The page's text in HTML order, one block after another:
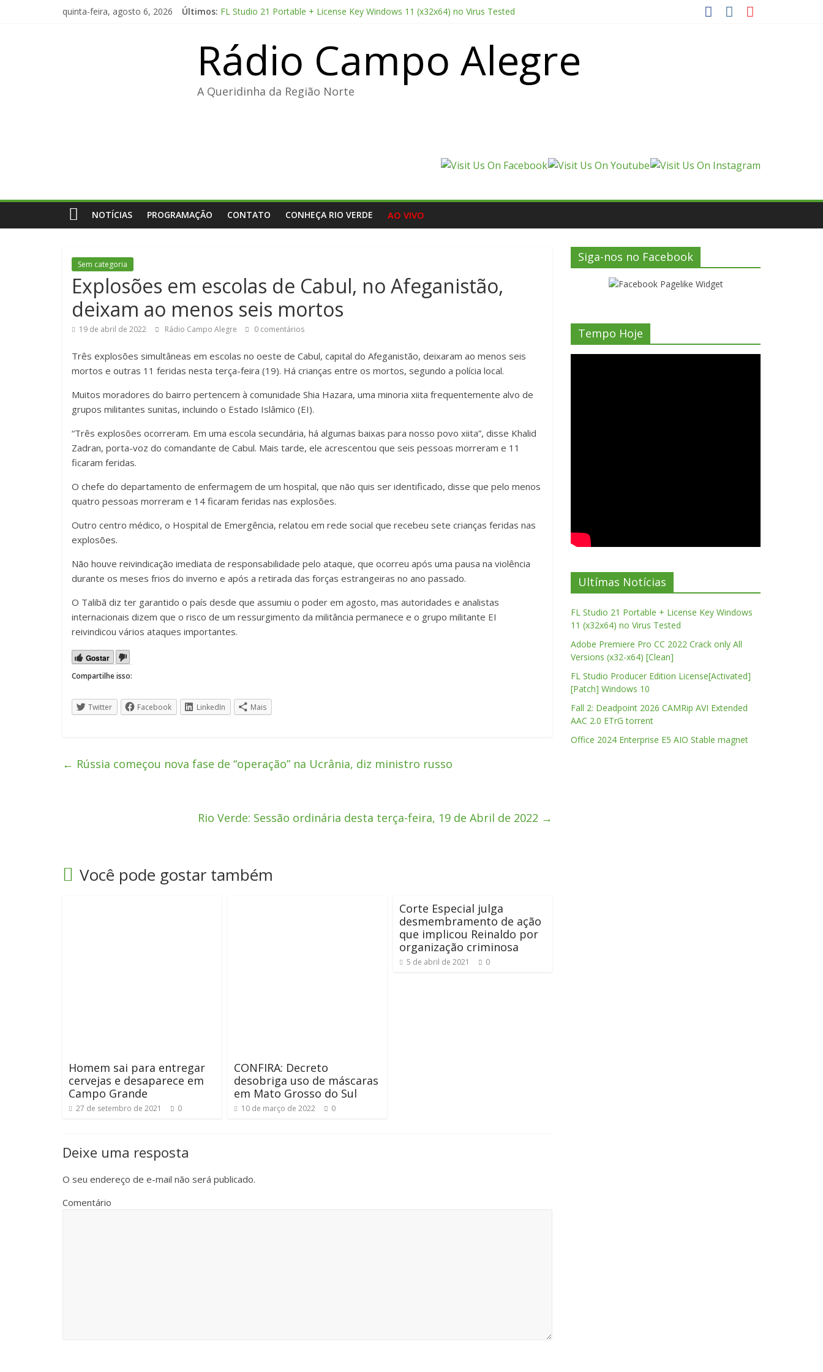
quinta-feira, agosto 6, 2026 Últimos: FL Studio 21 Portable + License Key Windows 11 (x32x64) no Virus Tested
Fall 2: Deadpoint 2026 CAMRip AVI Extended AAC 2.0 ETrG torrent
Office 2024 Enterprise E5 AIO Stable magnet
Rádio Campo Alegre
A Queridinha da Região Norte
NOTÍCIAS PROGRAMAÇÃO CONTATO CONHEÇA RIO VERDE AO VIVO
Sem categoria
Explosões em escolas de Cabul, no Afeganistão,
deixam ao menos seis mortos
19 de abril de 2022 Rádio Campo Alegre 0 comentários
Três explosões simultâneas em escolas no oeste de Cabul, capital do Afeganistão, deixaram ao menos seis
mortos e outras 11 feridas nesta terça-feira (19). Há crianças entre os mortos, segundo a polícia local.
Muitos moradores do bairro pertencem à comunidade Shia Hazara, uma minoria xiita frequentemente alvo de
grupos militantes sunitas, incluindo o Estado Islâmico (EI).
“Três explosões ocorreram. Em uma escola secundária, há algumas baixas para nosso povo xiita”, disse Khalid
Zadran, porta-voz do comandante de Cabul. Mais tarde, ele acrescentou que seis pessoas morreram e 11
ficaram feridas.
O chefe do departamento de enfermagem de um hospital, que não quis ser identificado, disse que pelo menos
quatro pessoas morreram e 14 ficaram feridas nas explosões.
Outro centro médico, o Hospital de Emergência, relatou em rede social que recebeu sete crianças feridas nas
explosões.
Não houve reivindicação imediata de responsabilidade pelo ataque, que ocorreu após uma pausa na violência
durante os meses frios do inverno e após a retirada das forças estrangeiras no ano passado.
O Talibã diz ter garantido o país desde que assumiu o poder em agosto, mas autoridades e analistas
internacionais dizem que o risco de um ressurgimento da militância permanece e o grupo militante EI
reivindicou vários ataques importantes.
Gostar
Compartilhe isso:
Twitter Facebook LinkedIn Mais
← Rússia começou nova fase de “operação” na Ucrânia, diz ministro russo
Rio Verde: Sessão ordinária desta terça-feira, 19 de Abril de 2022 →
Você pode gostar também
Homem sai para entregar
cervejas e desaparece em
Campo Grande
27 de setembro de 2021 0
CONFIRA: Decreto
desobriga uso de máscaras
em Mato Grosso do Sul
10 de março de 2022 0
Corte Especial julga
desmembramento de ação
que implicou Reinaldo por
organização criminosa
5 de abril de 2021 0
Deixe uma resposta
O seu endereço de e-mail não será publicado.
Comentário
Siga-nos no Facebook
Tempo Hoje
Ultímas Notícias
FL Studio 21 Portable + License Key Windows
11 (x32x64) no Virus Tested
Adobe Premiere Pro CC 2022 Crack only All
Versions (x32-x64) [Clean]
FL Studio Producer Edition License[Activated]
[Patch] Windows 10
Fall 2: Deadpoint 2026 CAMRip AVI Extended
AAC 2.0 ETrG torrent
Office 2024 Enterprise E5 AIO Stable magnet